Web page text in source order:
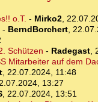
o.T. - Mirko2,
- BerndBorchert,
Schützen - Radegast,
Mitarbeiter auf dem
, 22.07.2024, 11:48
13:27
, 22.07.2024, 13:51